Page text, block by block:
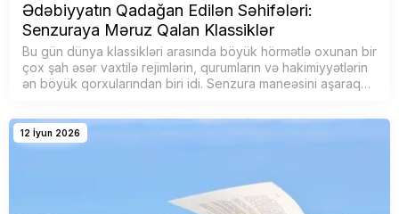
Ədəbiyyatın Qadağan Edilən Səhifələri:
Senzuraya Məruz Qalan Klassiklər
Bu gün dünya klassikləri arasında böyük hörmətlə oxunan bir
çox şah əsər vaxtilə rejimlərin, qurumların və hakimiyyətlərin
ən böyük qorxularından biri idi. Senzura maneəsini aşaraq
12 İyun 2026